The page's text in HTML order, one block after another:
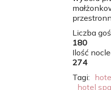
Liczba
180
Ilość
274
Tagi:
hotel spa